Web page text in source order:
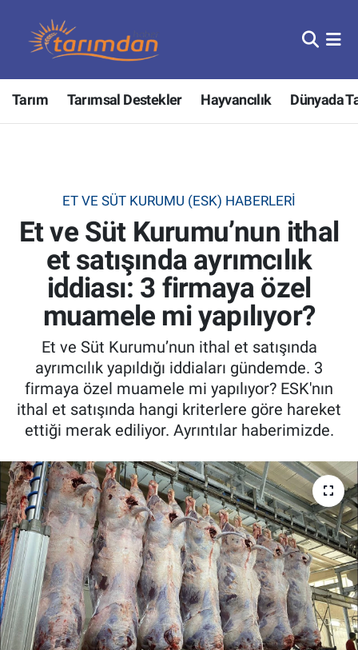
Tarım Tarımsal Destekler Hayvancılık Dünyada
ET VE SÜT KURUMU (ESK) HABERLERI
Et ve Süt Kurumu’nun ithal
et satışında ayrımcılık
iddiası: 3 firmaya özel
muamele mi yapılıyor?
Et ve Süt Kurumu’nun ithal et satışında
ayrımcılık yapıldığı iddiaları gündemde. 3
firmaya özel muamele mi yapılıyor? ESK'nın
ithal et satışında hangi kriterlere göre hareket
ettiği merak ediliyor. Ayrıntılar haberimizde.
Tarım
Hayvancılık
Tarımsal Destekler
Tarım Bakanlığı
Tarım Kredi Kooperatifleri
Pankobirlik
Et fiyatları
Tarım Bilgisi
Yetiştirici Soruyor
Dünyada Tarım
Üretici Birlikleri
Şeker ve Şekerli Mamüller
Nöbetçi Eczaneler
Hava Durumu
Tüm Manşetler
Son Dakika Haberleri